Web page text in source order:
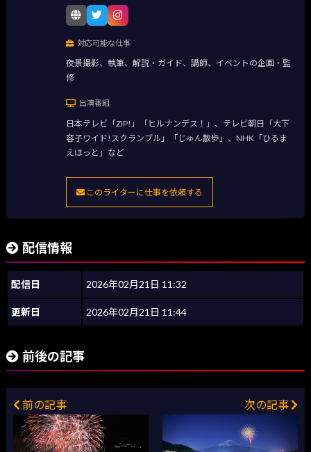
対応可能な仕事
夜景撮影、執筆、解説・ガイド、講師、イベントの企画・監
修
出演番組
日本テレビ「ZIP!」「ヒルナンデス！」、テレビ朝日「大下
容子ワイド!スクランブル」「じゅん散歩」、NHK「ひるま
えほっと」など
このライターに仕事を依頼する
配信情報
配信日 2026年02月21日 11:32
更新日 2026年02月21日 11:44
前後の記事
前の記事 次の記事